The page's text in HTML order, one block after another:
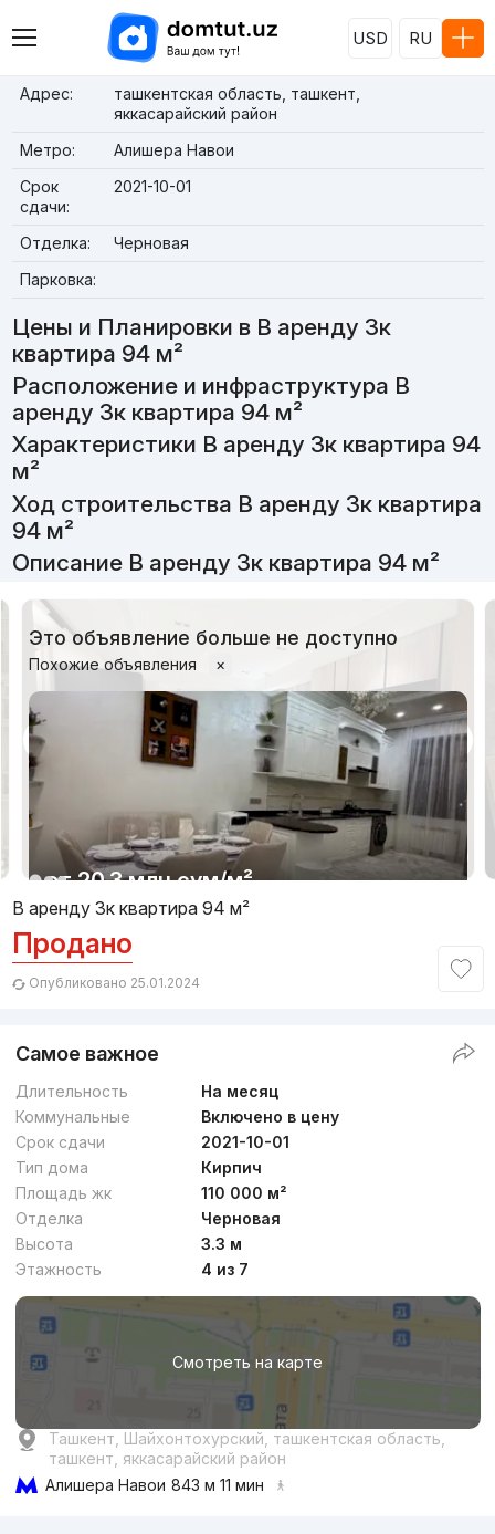
USD RU
Адрес:
ташкентская область, ташкент,
яккасарайский район
Метро:
Алишера Навои
Срок
сдачи:
2021-10-01
Отделка:
Черновая
Парковка:
Цены и Планировки в В аренду 3к
квартира 94 м²
Расположение и инфраструктура В
аренду 3к квартира 94 м²
Характеристики В аренду 3к квартира 94
м²
Ход строительства В аренду 3к квартира
94 м²
Описание В аренду 3к квартира 94 м²
Это объявление больше не доступно
Похожие объявления ×
от20.3 млн сум/м²
Сдан,Nikolay2
3к квартира, 105 м²
от /м²
Сдан,Luiza
3к квартира, 72 м²
+998 (90) 990...
1/9
В аренду 3к квартира 94 м²
Продано
Опубликовано 25.01.2024
Самое важное
Длительность
На месяц
Коммунальные
Включено в цену
Срок сдачи
2021-10-01
Тип дома
Кирпич
Площадь жк
110 000 м²
Отделка
Черновая
Высота
3.3 м
Этажность
4 из 7
Смотреть на карте
Ташкент, Шайхонтохурский, ташкентская область,
ташкент, яккасарайский район
Алишера Навои 843 м 11 мин